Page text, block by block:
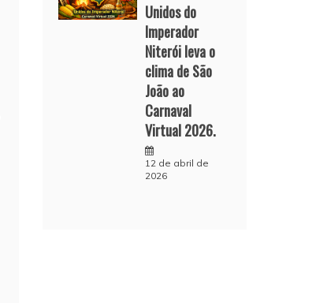
Unidos do
Imperador
Niterói leva o
clima de São
João ao
Carnaval
Virtual 2026.
12 de abril de
2026